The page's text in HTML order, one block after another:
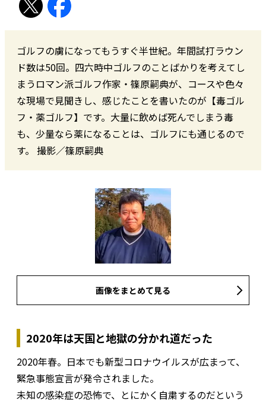
ゴルフの虜になってもうすぐ半世紀。年間試打ラウン
ド数は50回。四六時中ゴルフのことばかりを考えてし
まうロマン派ゴルフ作家・篠原嗣典が、コースや色々
な現場で見聞きし、感じたことを書いたのが【毒ゴル
フ・薬ゴルフ】です。大量に飲めば死んでしまう毒
も、少量なら薬になることは、ゴルフにも通じるので
す。 撮影／篠原嗣典
画像をまとめて見る
2020年は天国と地獄の分かれ道だった
2020年春。日本でも新型コロナウイルスが広まって、
緊急事態宣言が発令されました。
未知の感染症の恐怖で、とにかく自粛するのだという